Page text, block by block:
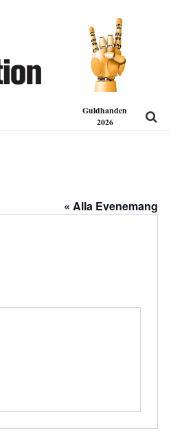
Guldhanden
2026
« Alla Evenemang